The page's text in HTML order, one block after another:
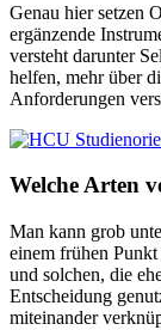
Genau hier setzen
ergänzende
versteht darunter
helfen, mehr über
Anforderungen
Welche Arten
Man kann grob
einem frühen
und solchen, die
Entscheidung
miteinander